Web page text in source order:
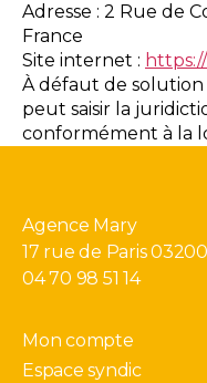
Adresse : 2 Rue de
France
Site internet :
À défaut de
peut saisir la
conformément à la
Agence Mary
17 rue de Paris
04 70 98 51 14
Mon compte
Espace syndic